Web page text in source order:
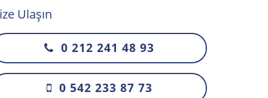
Ulaşın
0 212 241 48 93
0 542 233 87 73